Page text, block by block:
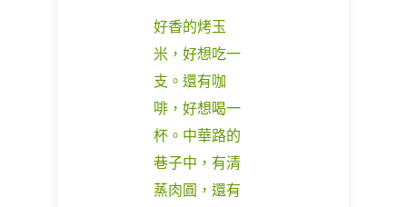
好香的烤玉
米，好想吃一
支。還有咖
啡，好想喝一
杯。中華路的
巷子中，有清
蒸肉圓，還有